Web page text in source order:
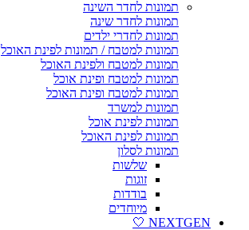
תמונות לחדר השינה
תמונות לחדר שינה
תמונות לחדרי ילדים
תמונות למטבח / תמונות לפינת האוכל
תמונות למטבח ולפינת האוכל
תמונות למטבח ופינת אוכל
תמונות למטבח ופינת האוכל
תמונות למשרד
תמונות לפינת אוכל
תמונות לפינת האוכל
תמונות לסלון
שלשות
זוגות
בודדות
מיוחדים
NEXTGEN 🤍